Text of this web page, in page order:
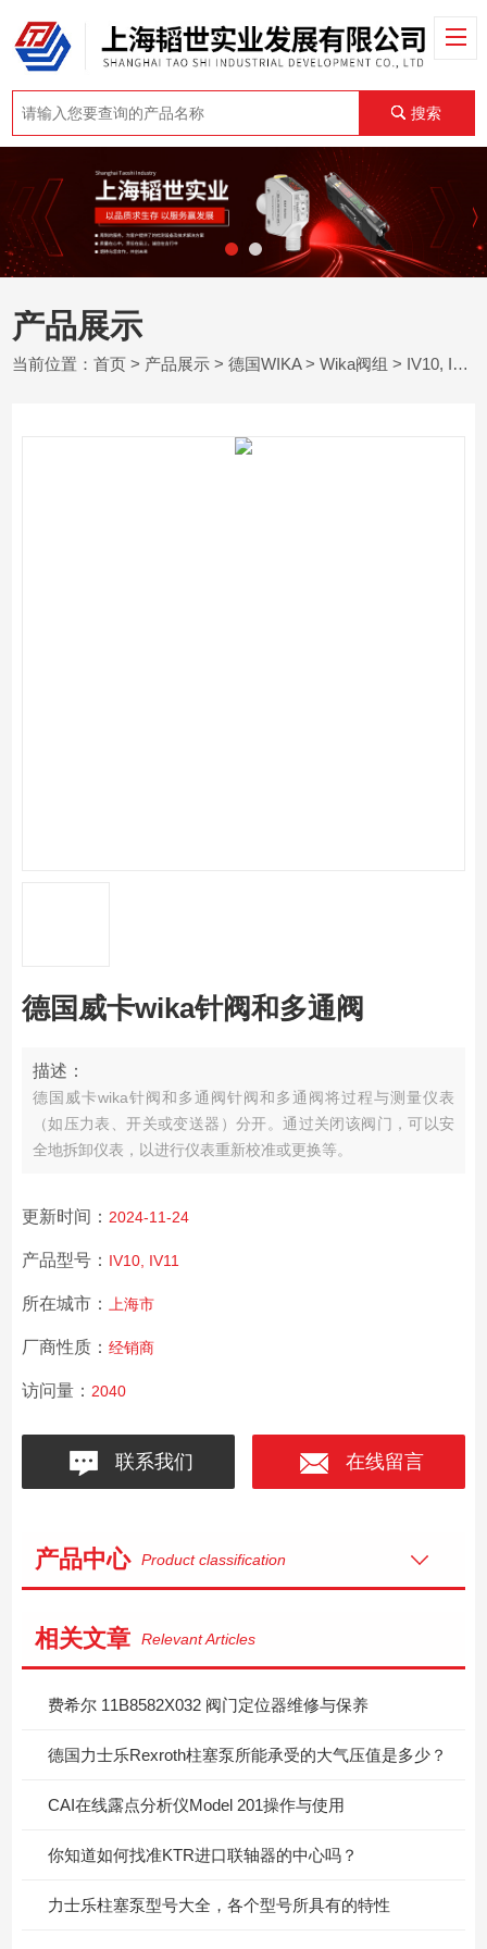
搜索
产品展示
当前位置：首页 > 产品展示 >德国WIKA>Wika阀组 > IV10, IV11德国威卡wika针阀和多通阀
德国威卡wika针阀和多通阀
描述：
德国威卡wika针阀和多通阀针阀和多通阀将过程与测量仪表
（如压力表、开关或变送器）分开。通过关闭该阀门，可以安
全地拆卸仪表，以进行仪表重新校准或更换等。
更新时间： 2024-11-24
产品型号： IV10, IV11
所在城市： 上海市
厂商性质： 经销商
访问量： 2040
联系我们 在线留言
产品中心 Product classification
相关文章 Relevant Articles
费希尔 11B8582X032 阀门定位器维修与保养
德国力士乐Rexroth柱塞泵所能承受的大气压值是多少？
CAI在线露点分析仪Model 201操作与使用
你知道如何找准KTR进口联轴器的中心吗？
力士乐柱塞泵型号大全，各个型号所具有的特性